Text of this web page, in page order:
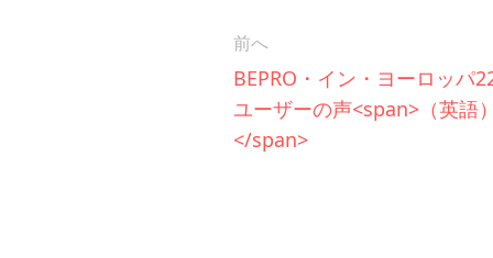
前へ
BEPRO・イン・ヨーロッパ
ユーザーの声<span>（英語
</span>